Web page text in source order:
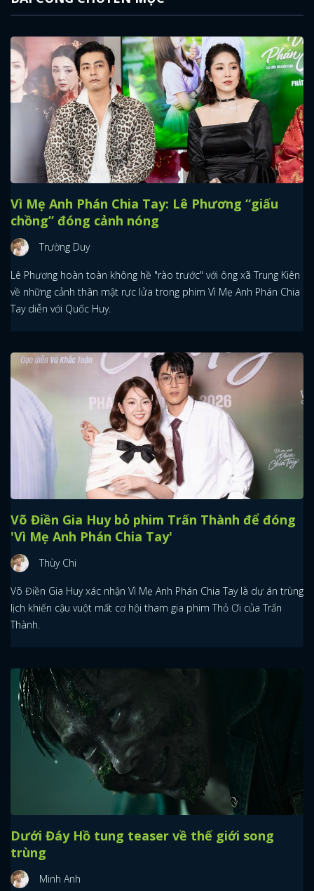
Vì Mẹ Anh Phán Chia Tay: Lê Phương “giấu
chồng” đóng cảnh nóng
Trường Duy
Lê Phương hoàn toàn không hề "rào trước" với ông xã Trung Kiên
về những cảnh thân mật rực lửa trong phim Vì Mẹ Anh Phán Chia
Tay diễn với Quốc Huy.
Võ Điền Gia Huy bỏ phim Trấn Thành để đóng
'Vì Mẹ Anh Phán Chia Tay'
Thùy Chi
Võ Điền Gia Huy xác nhận Vì Mẹ Anh Phán Chia Tay là dự án trùng
lịch khiến cậu vuột mất cơ hội tham gia phim Thỏ Ơi của Trấn
Thành.
Dưới Đáy Hồ tung teaser về thế giới song
trùng
Minh Anh